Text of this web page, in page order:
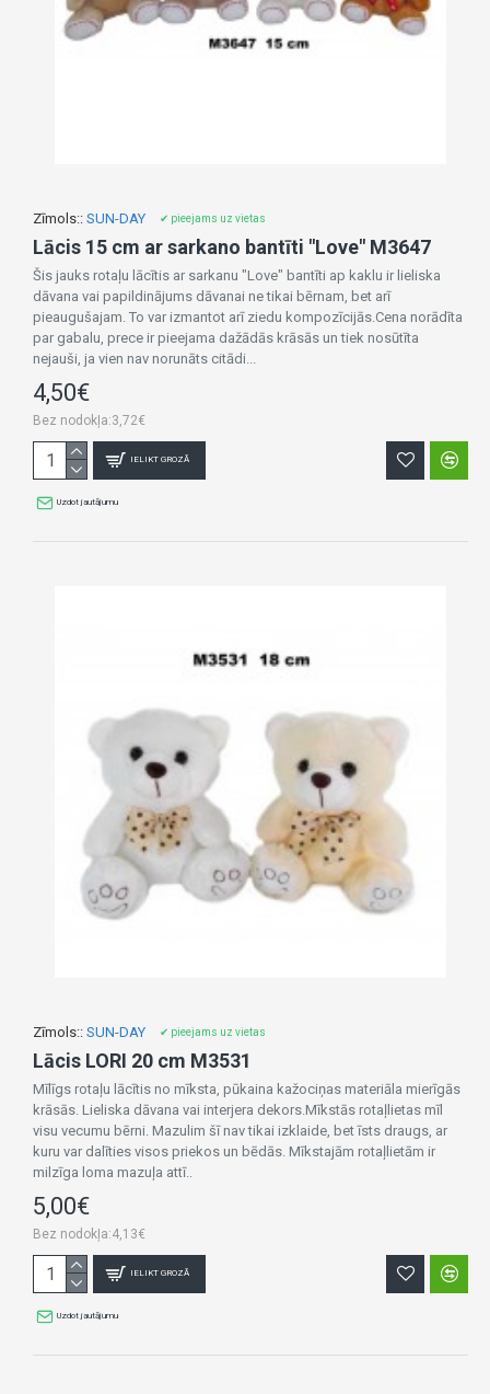
Zīmols:: SUN-DAY ✔ pieejams uz vietas
Lācis 15 cm ar sarkano bantīti "Love" M3647
Šis jauks rotaļu lācītis ar sarkanu "Love" bantīti ap kaklu ir lieliska
dāvana vai papildinājums dāvanai ne tikai bērnam, bet arī
pieaugušajam. To var izmantot arī ziedu kompozīcijās.Cena norādīta
par gabalu, prece ir pieejama dažādās krāsās un tiek nosūtīta
nejauši, ja vien nav norunāts citādi...
4,50€
Bez nodokļa:3,72€
IELIKT GROZĀ
Uzdot jautājumu
Zīmols:: SUN-DAY ✔ pieejams uz vietas
Lācis LORI 20 cm M3531
Mīlīgs rotaļu lācītis no mīksta, pūkaina kažociņas materiāla mierīgās
krāsās. Lieliska dāvana vai interjera dekors.Mīkstās rotaļlietas mīl
visu vecumu bērni. Mazulim šī nav tikai izklaide, bet īsts draugs, ar
kuru var dalīties visos priekos un bēdās. Mīkstajām rotaļlietām ir
milzīga loma mazuļa attī..
5,00€
Bez nodokļa:4,13€
IELIKT GROZĀ
Uzdot jautājumu